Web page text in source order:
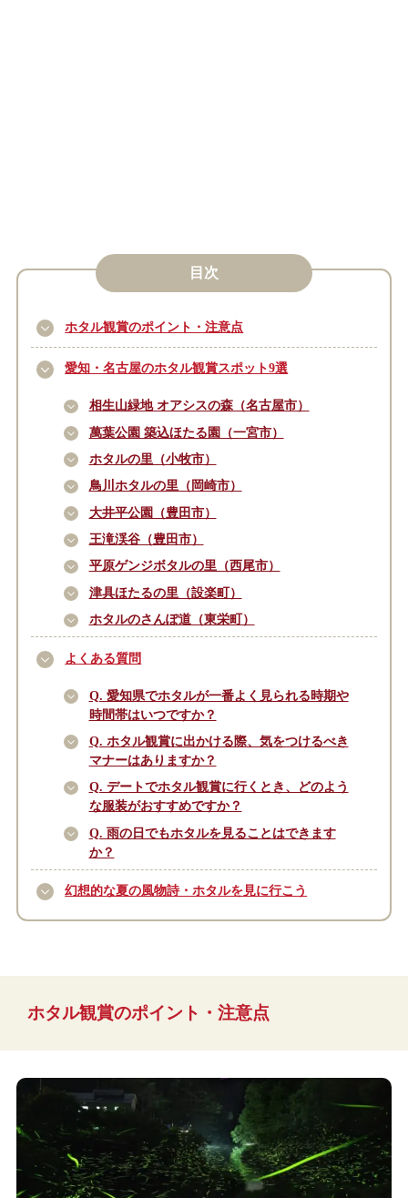
目次
ホタル観賞のポイント・注意点
愛知・名古屋のホタル観賞スポット9選
相生山緑地 オアシスの森（名古屋市）
萬葉公園 築込ほたる園（一宮市）
ホタルの里（小牧市）
鳥川ホタルの里（岡崎市）
大井平公園（豊田市）
王滝渓谷（豊田市）
平原ゲンジボタルの里（西尾市）
津具ほたるの里（設楽町）
ホタルのさんぽ道（東栄町）
よくある質問
Q. 愛知県でホタルが一番よく見られる時期や
時間帯はいつですか？
Q. ホタル観賞に出かける際、気をつけるべき
マナーはありますか？
Q. デートでホタル観賞に行くとき、どのよう
な服装がおすすめですか？
Q. 雨の日でもホタルを見ることはできます
か？
幻想的な夏の風物詩・ホタルを見に行こう
ホタル観賞のポイント・注意点